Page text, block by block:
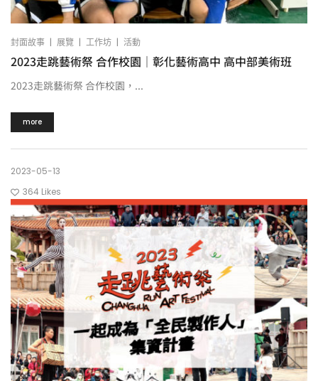
封面故事 | 展覽 | 工作坊 | 活動
2023走跳藝術祭 合作校園｜彰化藝術高中 高中部美術班
2023走跳藝術祭 合作校園，...
more
2023-05-13
364 Likes